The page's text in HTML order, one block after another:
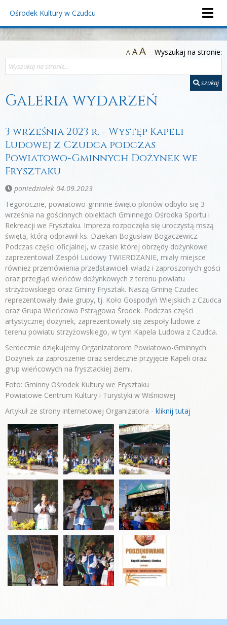
Ośrodek Kultury w Czudcu
A AA Wyszukaj na stronie:
szukaj
Galeria wydarzeń
3 września 2023 r. - Występ Kapeli
Ludowej z Czudca podczas
Powiatowo-Gminnych Dożynek we
Frysztaku
poniedziałek 04.09.2023
Tegoroczne, powiatowo-gminne święto plonów odbyło się 3
września na gościnnych obiektach Gminnego Ośrodka Sportu i
Rekreacji we Frysztaku. Impreza rozpoczęła się uroczystą mszą
świętą, którą odprawił ks. Dziekan Bogusław Bogaczewicz.
Podczas części oficjalnej, w czasie której obrzędy dożynkowe
zaprezentował Zespół Ludowy TWIERDZANIE, miały miejsce
również przemówienia przedstawicieli władz i zaproszonych gości
oraz przegląd wieńców dożynkowych z terenu powiatu
strzyżowskiego oraz Gminy Frysztak. Naszą Gminę Czudec
reprezentowały dwie grupy, tj. Koło Gospodyń Wiejskich z Czudca
oraz Grupa Wieńcowa Pstrągowa Środek. Podczas części
artystycznej dożynek, zaprezentowały się zespoły ludowe z
terenu powiatu strzyżowskiego, w tym Kapela Ludowa z Czudca.
Serdecznie dziękujemy Organizatorom Powiatowo-Gminnych
Dożynek za zaproszenie oraz serdeczne przyjęcie Kapeli oraz
grup wieńcowych na frysztackiej ziemi.
Foto: Gminny Ośrodek Kultury we Frysztaku
Powiatowe Centrum Kultury i Turystyki w Wiśniowej
Artykuł ze strony internetowej Organizatora - kliknij tutaj